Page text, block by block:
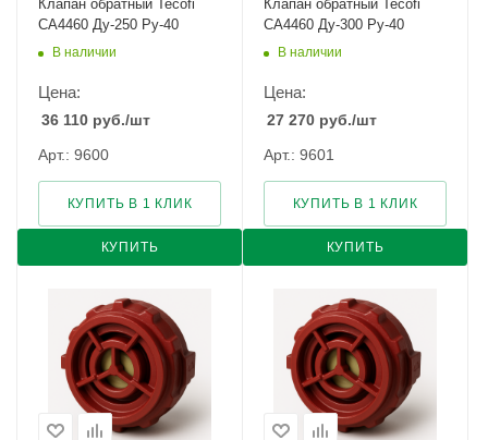
Клапан обратный Tecofi
CA4460 Ду-250 Ру-40
В наличии
Цена:
36 110 руб./шт
Арт.: 9600
КУПИТЬ
КУПИТЬ В 1 КЛИК
Клапан обратный Tecofi
CA4460 Ду-300 Ру-40
В наличии
Цена:
27 270 руб./шт
Арт.: 9601
КУПИТЬ
КУПИТЬ В 1 КЛИК